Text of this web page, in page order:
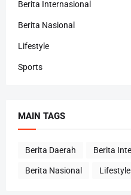
Berita Internasional
Berita Nasional
Lifestyle
Sports
MAIN TAGS
Berita Daerah Berita
Berita Nasional Lifestyle